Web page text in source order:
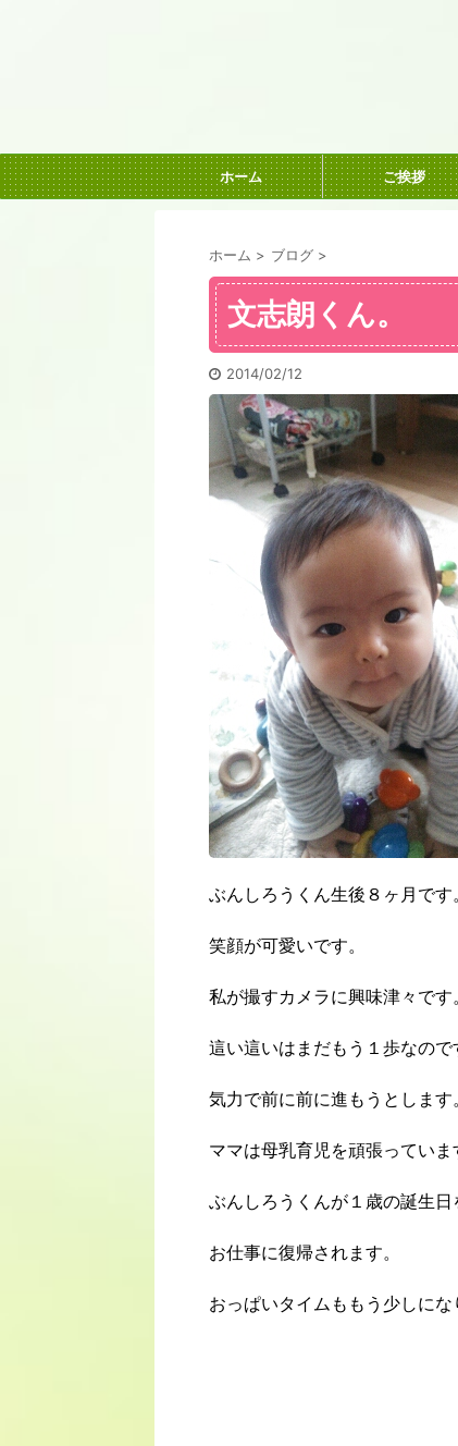
ホーム ご挨拶
ホーム > ブログ >
文志朗くん。
2014/02/12
ぶんしろうくん生後８ヶ月です。
笑顔が可愛いです。
私が撮すカメラに興味津々です。
這い這いはまだもう１歩なので
気力で前に前に進もうとします。
ママは母乳育児を頑張っていま
ぶんしろうくんが１歳の誕生日
お仕事に復帰されます。
おっぱいタイムももう少しにな